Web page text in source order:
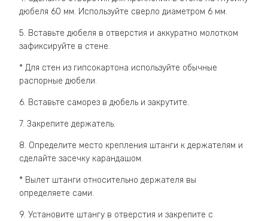
дюбеля 60 мм. Используйте сверло диаметром 6 мм.
5. Вставьте дюбеля в отверстия и аккуратно молотком
зафиксируйте в стене.
* Для стен из гипсокартона используйте обычные
распорные дюбели.
6. Вставьте саморез в дюбель и закрутите.
7. Закрепите держатель.
8. Определите место крепления штанги к держателям и
сделайте засечку карандашом.
* Вылет штанги относительно держателя вы
определяете сами.
9. Установите штангу в отверстия и закрепите с